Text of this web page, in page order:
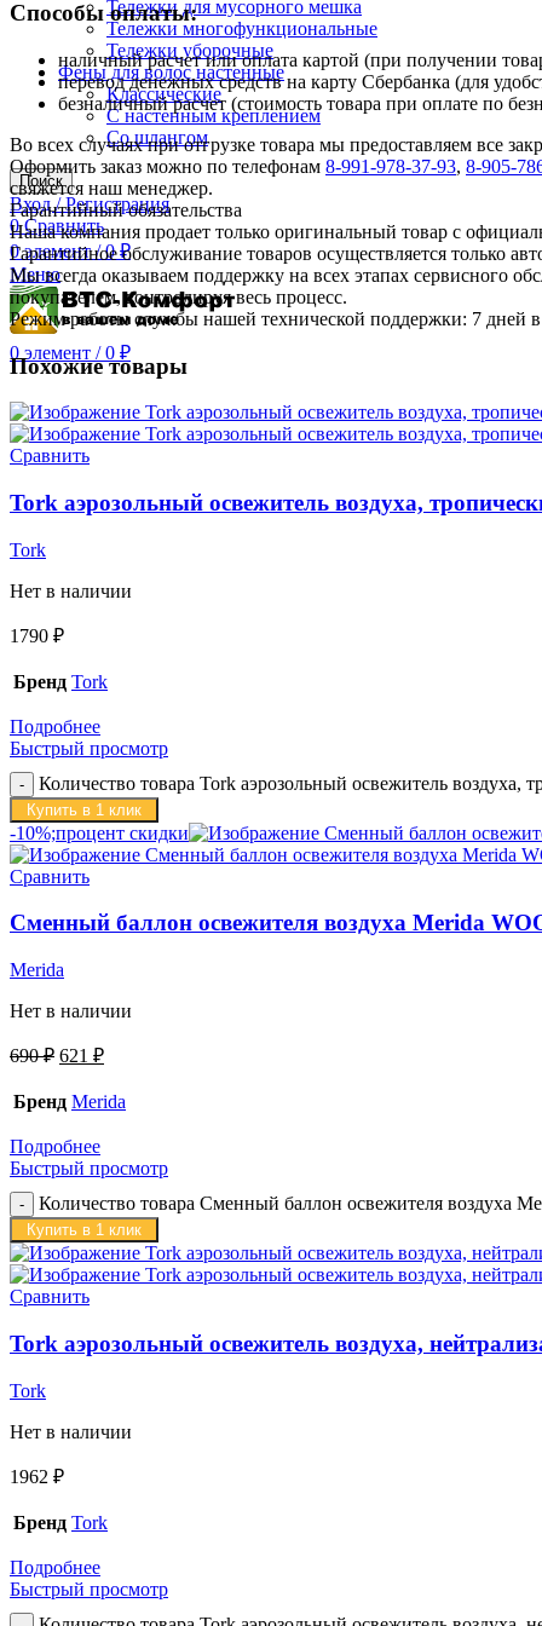
Тележки для мусорного мешка
Тележки многофункциональные
Тележки уборочные
Фены для волос настенные
Классические
С настенным креплением
Со шлангом
Поиск
Вход / Регистрация
0 Сравнить
0элемент / 0₽
Меню
0 элемент / 0 ₽
Способы оплаты:
наличный расчет или оплата картой (при получении
перевод денежных средств на карту Сбербанка (для
безналичный расчет (стоимость товара при оплате по
Во всех случаях при отгрузке товара мы предоставляем все
Оформить заказ можно по телефонам 8-991-978-37-93, 8-905-
свяжется наш менеджер.
Гарантийный обязательства
Наша компания продает только оригинальный товар с
Гарантийное обслуживание товаров осуществляется только
Мы всегда оказываем поддержку на всех этапах сервисного
покупателем, контролируя весь процесс.
Режим работы службы нашей технической поддержки: 7 дней
Похожие товары
Сравнить
Tork аэрозольный освежитель воздуха,
Tork
Нет в наличии
1790 ₽
Бренд Tork
Подробнее
Быстрый просмотр
Количество товара Tork аэрозольный освежитель воздуха,
Купить в 1 клик
-10%;процент скидки
Сравнить
Сменный баллон освежителя воздуха Merida
Merida
Нет в наличии
690₽ 621 ₽
Бренд Merida
Подробнее
Быстрый просмотр
Количество товара Сменный баллон освежителя воздуха
Купить в 1 клик
Сравнить
Tork аэрозольный освежитель воздуха,
Tork
Нет в наличии
1962 ₽
Бренд Tork
Подробнее
Быстрый просмотр